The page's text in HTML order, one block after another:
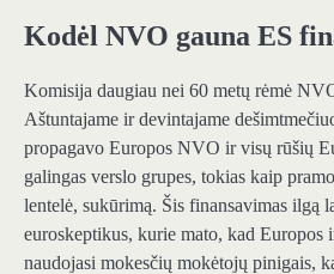
Kodėl NVO gauna ES
Komisija daugiau nei 60 metų rėmė
Aštuntajame ir devintajame
propagavo Europos NVO ir visų rūšių
galingas verslo grupes, tokias kaip
lentelė, sukūrimą. Šis finansavimas ilgą
euroskeptikus, kurie mato, kad Europos
naudojasi mokesčių mokėtojų pinigais,